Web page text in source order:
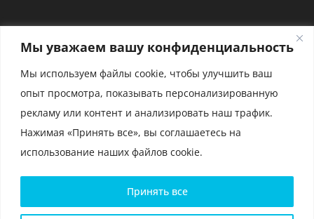
Мы уважаем вашу конфиденциальность
Мы используем файлы cookie, чтобы улучшить ваш
опыт просмотра, показывать персонализированную
рекламу или контент и анализировать наш трафик.
Нажимая «Принять все», вы соглашаетесь на
использование наших файлов cookie.
Принять все
О нас
Сертификаты
Политика конфиденциальности и условия использования
Политика конфиденциальности для мобильного приложения